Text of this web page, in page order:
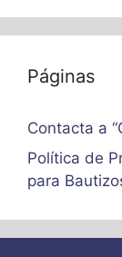
Páginas
Contacta a
Política de
para